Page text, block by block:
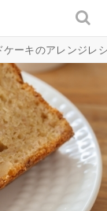
ケーキのアレンジレ